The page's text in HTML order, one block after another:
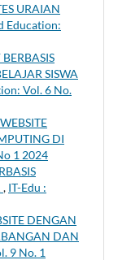
URAIAN
Education:
SISWA
Vol. 6 No.
DI
1 2024
, IT-Edu :
DENGAN
DAN
9 No. 1